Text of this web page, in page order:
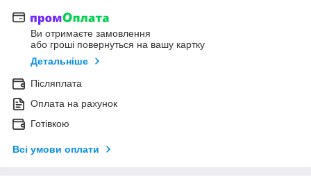
Ви отримаєте замовлення
або гроші повернуться на вашу картку
Детальніше
Післяплата
Оплата на рахунок
Готівкою
Всі умови оплати